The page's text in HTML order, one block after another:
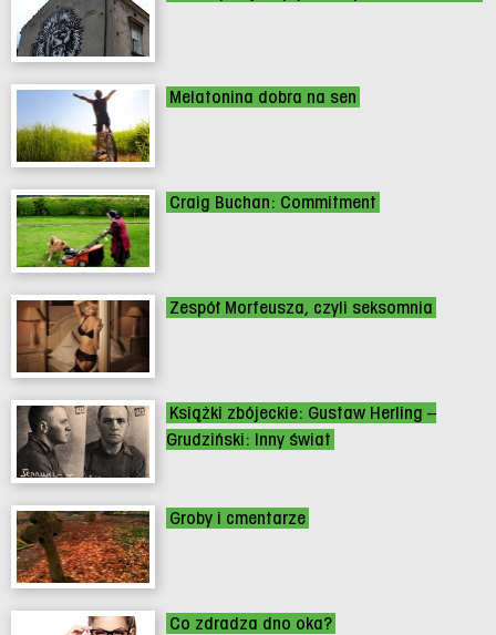
Melatonina dobra na sen
Craig Buchan: Commitment
Zespół Morfeusza, czyli seksomnia
Książki zbójeckie: Gustaw Herling –
Grudziński: Inny świat
Groby i cmentarze
Co zdradza dno oka?